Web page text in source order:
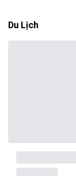
Du Lịch